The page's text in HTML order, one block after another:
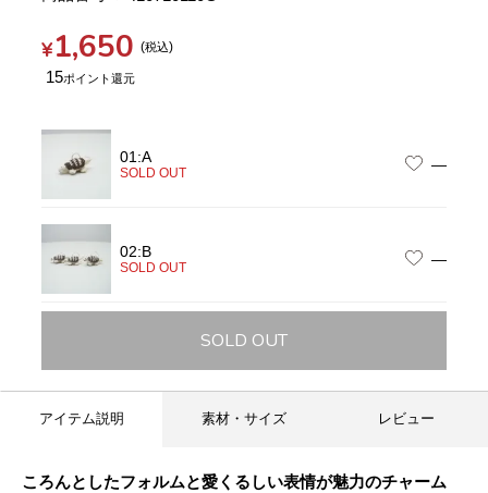
¥1,650 税込
15
01:A
SOLD OUT —
02:B
SOLD OUT —
SOLD OUT
アイテム説明 素材・サイズ レビュー
ころんとしたフォルムと愛くるしい表情が魅力のチャーム